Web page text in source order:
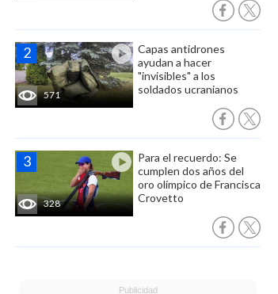
571
Capas antidrones
ayudan a hacer
"invisibles" a los
soldados ucranianos
328
Para el recuerdo: Se
cumplen dos años del
oro olímpico de Francisca
Crovetto